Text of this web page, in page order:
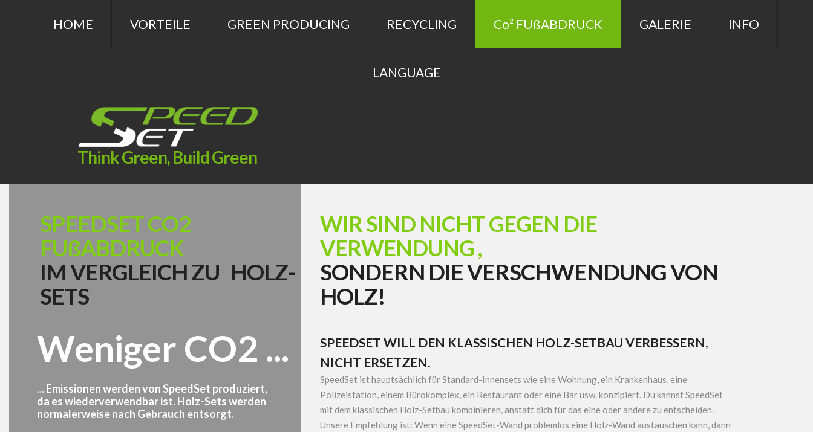
HOME VORTEILE GREEN PRODUCING RECYCLING Co² FUßABDRUCK GALERIE INFO
LANGUAGE
Think Green, Build Green
SPEEDSET CO2
FUßABDRUCK
IM VERGLEICH ZU HOLZ-
SETS
Weniger CO2 ...
... Emissionen werden von SpeedSet produziert,
da es wiederverwendbar ist. Holz-Sets werden
normalerweise nach Gebrauch entsorgt.
WIR SIND NICHT GEGEN DIE
VERWENDUNG ,
SONDERN DIE VERSCHWENDUNG VON
HOLZ!
SPEEDSET WILL DEN KLASSISCHEN HOLZ-SETBAU VERBESSERN,
NICHT ERSETZEN.
SpeedSet ist hauptsächlich für Standard-Innensets wie eine Wohnung, ein Krankenhaus, eine
Polizeistation, einem Bürokomplex, ein Restaurant oder eine Bar usw. konzipiert. Du kannst SpeedSet
mit dem klassischen Holz-Setbau kombinieren, anstatt dich für das eine oder andere zu entscheiden.
Unsere Empfehlung ist: Wenn eine SpeedSet-Wand problemlos eine Holz-Wand austauschen kann, dann